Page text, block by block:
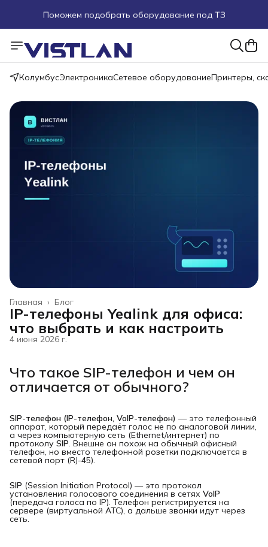
Поможем подобрать оборудование под ТЗ
Пуско-наладочные работы
Пришлите запрос на e-mail или в чат
Более 100 000 позиций в наличии и под заказ
КолумбусЭлектроникаСетевое оборудованиеПринтеры,
Блог
Главная ›
IP-телефоны Yealink для офиса:
что выбрать и как настроить
4 июня 2026 г.
Что такое SIP-телефон и чем он
отличается от обычного?
SIP-телефон (IP-телефон, VoIP-телефон) — это телефонный
аппарат, который передаёт голос не по аналоговой линии,
а через компьютерную сеть (Ethernet/интернет) по
протоколу SIP. Внешне он похож на обычный офисный
телефон, но вместо телефонной розетки подключается в
сетевой порт (RJ-45).
SIP (Session Initiation Protocol) — это протокол
установления голосового соединения в сетях VoIP
(передача голоса по IP). Телефон регистрируется на
сервере (виртуальной АТС), а дальше звонки идут через
сеть.